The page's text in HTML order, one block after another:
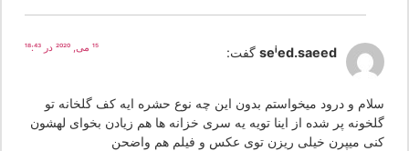
seied.saeed گفت:
و درود میخواستم بدون این چه نوع حشره ایه کف گلخانه تو
پر شده از اینا تویه یه سری خزانه ها هم زیادن بخوای لهشون
میپرن خیلی ریزن توی عکس و فیلم هم واضحن